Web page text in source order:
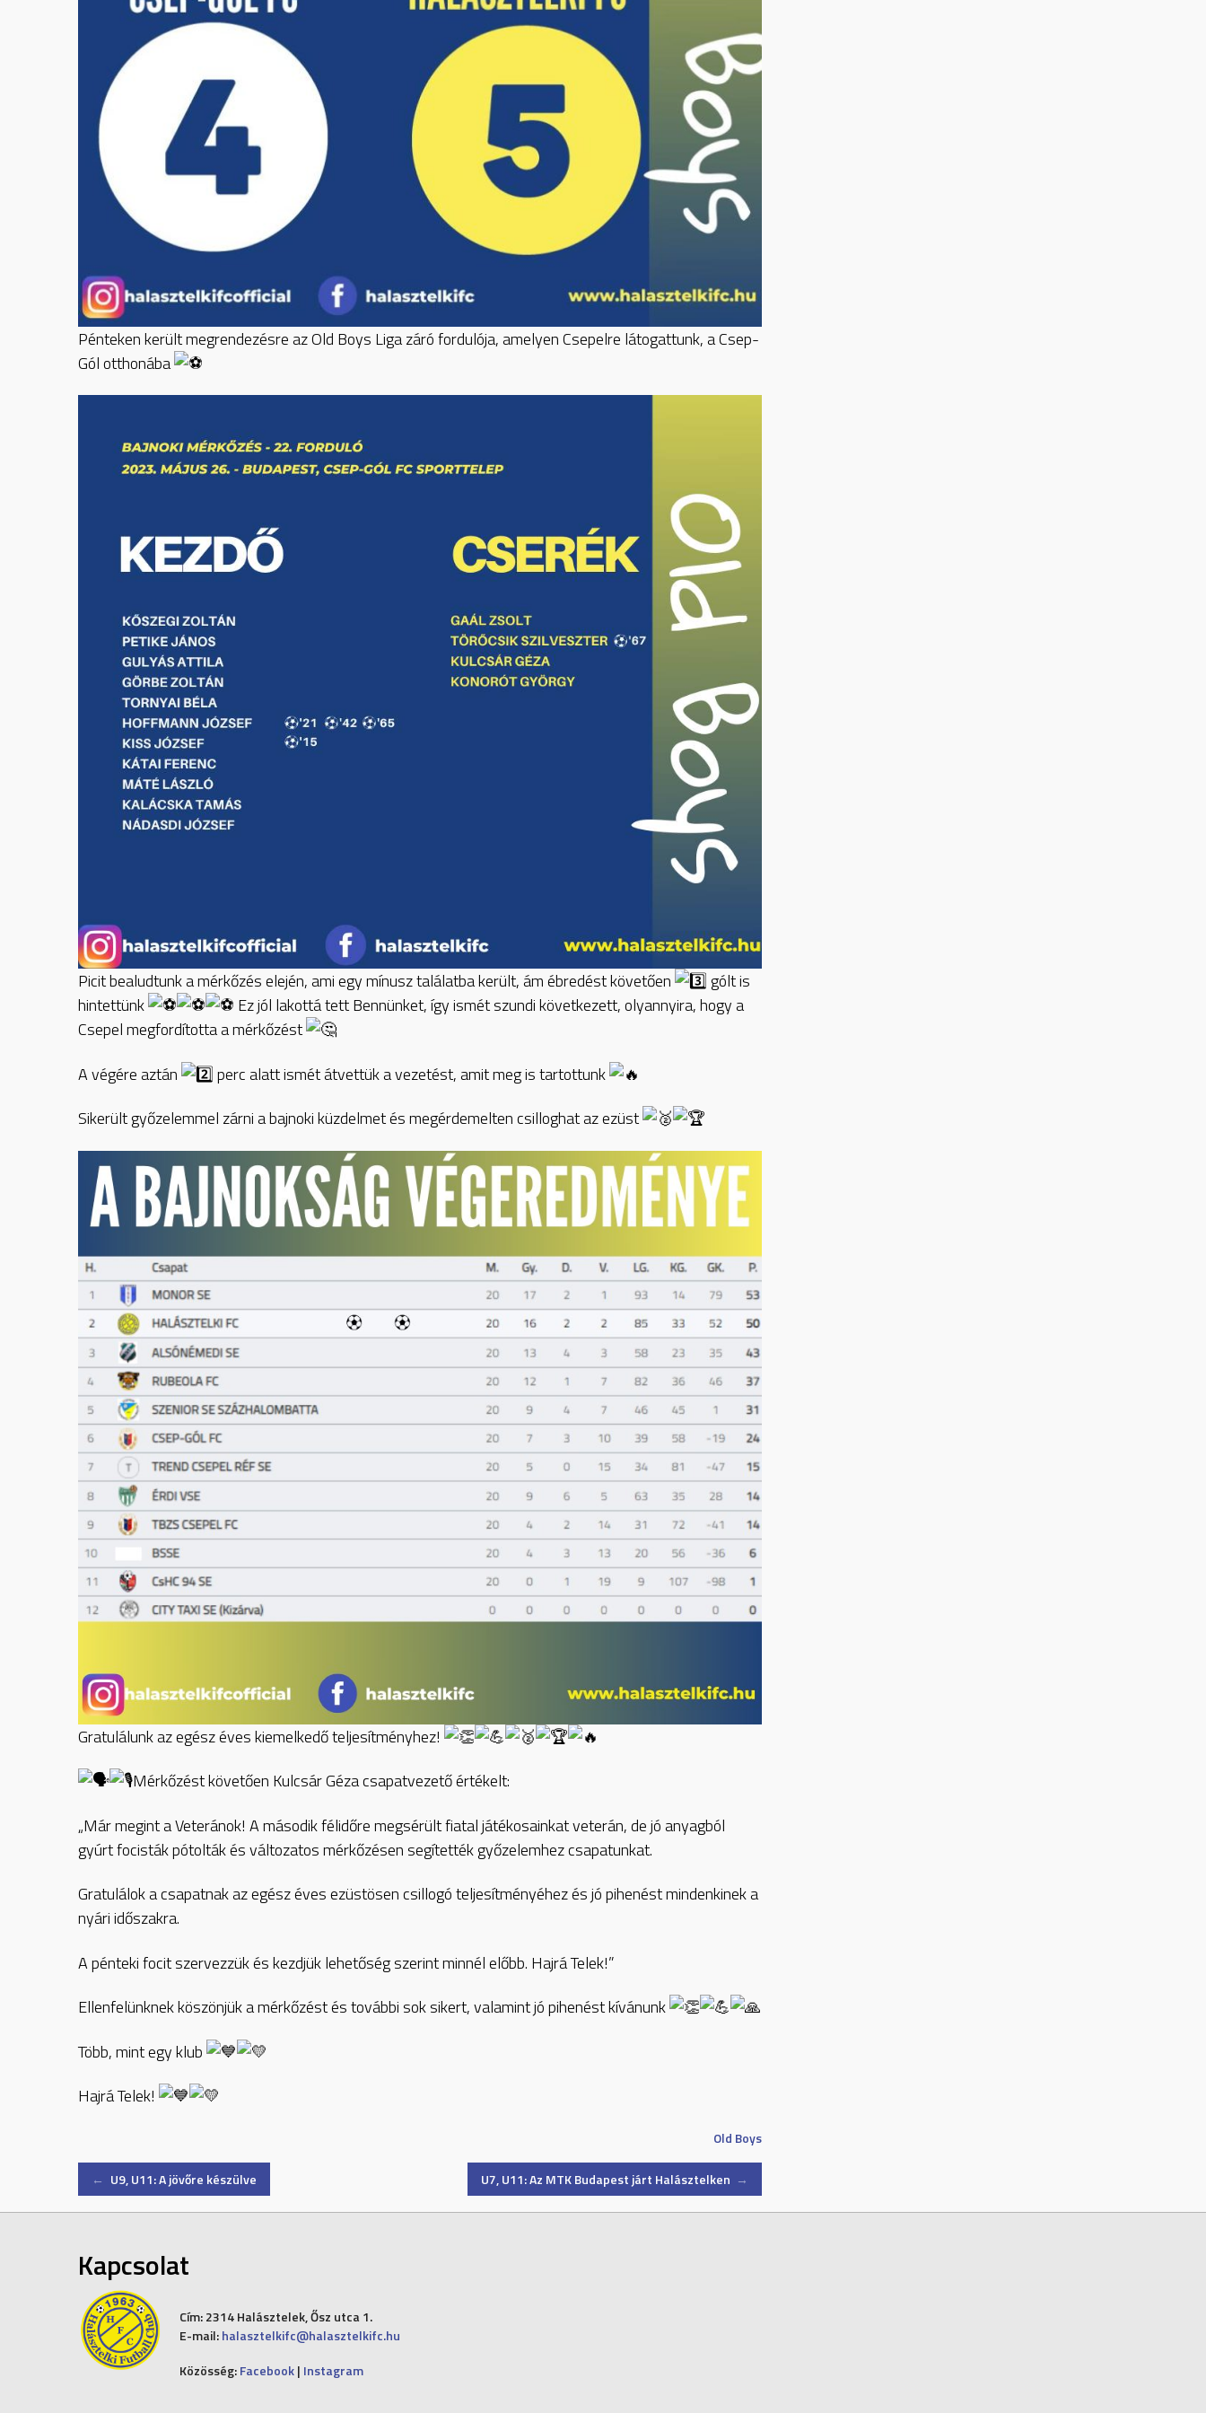
Pénteken került megrendezésre az Old Boys Liga záró fordulója, amelyen Csepelre látogattunk, a Csep-
Gól otthonába
Picit bealudtunk a mérkőzés elején, ami egy mínusz találatba került, ám ébredést követően
gólt is
hintettünk
Ez jól lakottá tett Bennünket, így ismét szundi következett, olyannyira, hogy a
Csepel megfordította a mérkőzést
Avégére aztán
perc alatt ismét átvettük a vezetést, amit meg is tartottunk
Sikerült győzelemmel zárni a bajnoki küzdelmet és megérdemelten csilloghat az ezüst
Gratulálunk az egész éves kiemelkedő teljesítményhez!
Mérkőzést követően Kulcsár Géza csapatvezető értékelt:
„Már megint a Veteránok! A második félidőre megsérült fiatal játékosainkat veterán, de jó anyagból
gyúrt focisták pótolták és változatos mérkőzésen segítették győzelemhez csapatunkat.
Gratulálok a csapatnak az egész éves ezüstösen csillogó teljesítményéhez és jó pihenést mindenkinek a
nyári időszakra.
A pénteki focit szervezzük és kezdjük lehetőség szerint minnél előbb. Hajrá Telek!”
Ellenfelünknek köszönjük a mérkőzést és további sok sikert, valamint jó pihenést kívánunk
Több, mint egy klub
Hajrá Telek!
Old Boys
Post
← U9, U11: A jövőre készülve U7, U11: Az MTK Budapest járt Halásztelken →
Kapcsolat
Cím:2314 Halásztelek, Ősz utca 1.
E-mail: halasztelkifc@halasztelkifc.hu
Közösség: Facebook| Instagram